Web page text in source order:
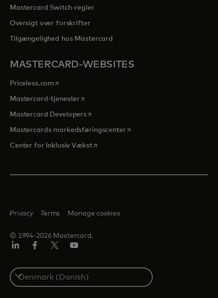
Mastercard Switch-regler
Oversigt over forskrifter
Tilgængelighed hos Mastercard
MASTERCARD-WEBSITES
Priceless.com opens in a new tab
Mastercard-tjenesteropens in a new tab
Mastercard Developersopens in a new tab
Mastercards markedsføringscenteropens in a new tab
Center for Inklusiv Vækstopens in a new tab
© 1994-2026 Mastercard.
Privacy Terms Manage cookies
Select
a
country